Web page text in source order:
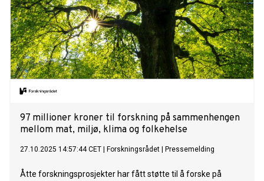
97 millioner kroner til forskning på sammenhengen
mellom mat, miljø, klima og folkehelse
27.10.2025 14:57:44 CET Forskningsrådet Pressemelding
Åtte forskningsprosjekter har fått støtte til å forske på